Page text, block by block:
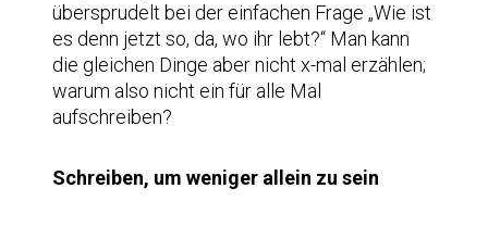
übersprudelt bei der einfachen Frage „Wie ist
es denn jetzt so, da, wo ihr lebt?“ Man kann
die gleichen Dinge aber nicht x-mal erzählen;
warum also nicht ein für alle Mal
aufschreiben?
Schreiben, um weniger allein zu sein